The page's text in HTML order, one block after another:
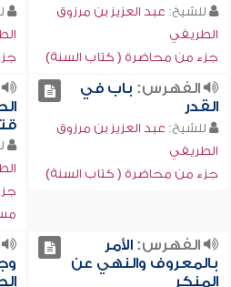
للشيخ: عبد العزيز بن مرزوق
الطريفي
جزء من محاضرة ( كتاب السنة)
الفهرس: باب في
القدر
للشيخ: عبد العزيز بن مرزوق
الطريفي
جزء من محاضرة ( كتاب السنة)
الفهرس:الأمر
بالمعروف والنهي عن
المنكر